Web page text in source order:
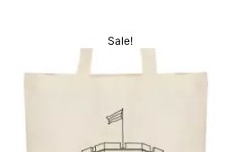
Sale!
Original
€16.99.
price
€8.99.